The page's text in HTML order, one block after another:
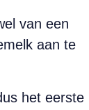
van een
aan te
het eerste